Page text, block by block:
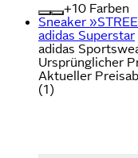
+
Farben
Sneaker
adidas Superstar
adidas
Ursprünglicher
Aktueller Preisab
(1)